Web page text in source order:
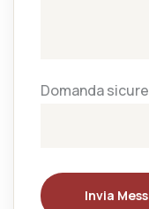
Domanda
Invia